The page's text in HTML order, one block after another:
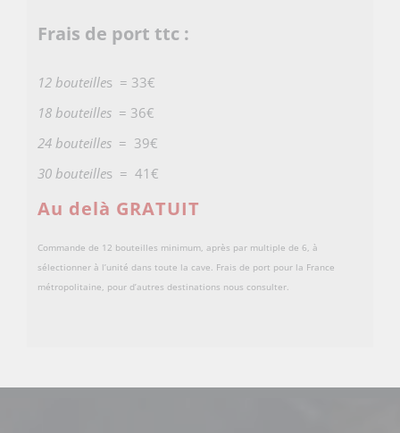
Frais de port ttc :
12 bouteilles = 33€
18 bouteilles= 36€
24 bouteilles= 39€
30 bouteilles = 41€
Au delà GRATUIT
Commande de 12 bouteilles minimum, après par multiple de 6, à
sélectionner à l’unité dans toute la cave. Frais de port pour la France
métropolitaine, pour d’autres destinations nous consulter.